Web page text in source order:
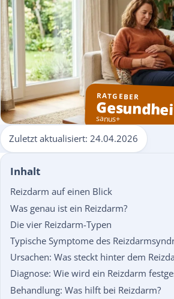
RATGEBER
sanus+
Zuletzt aktualisiert:24.04.2026
Inhalt
Reizdarm auf einen Blick
Was genau ist ein Reizdarm?
Die vier Reizdarm-Typen
Typische Symptome des
Ursachen: Was steckt hinter dem
Diagnose: Wie wird ein Reizdarm
Behandlung: Was hilft bei Reizdarm?